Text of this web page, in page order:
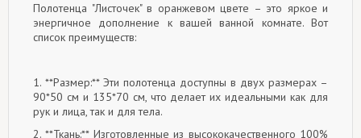
Полотенца "Листочек" в оранжевом цвете – это яркое и
энергичное дополнение к вашей ванной комнате. Вот
список преимуществ:
1. **Размер:** Эти полотенца доступны в двух размерах –
90*50 см и 135*70 см, что делает их идеальными как для
рук и лица, так и для тела.
2. **Ткань:** Изготовленные из высококачественного 100%